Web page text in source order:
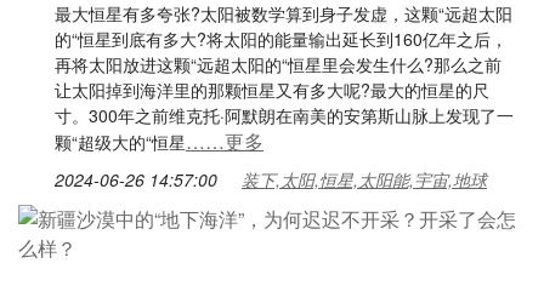
最大恒星有多夸张?太阳被数学算到身子发虚，这颗“远超太阳
的“恒星到底有多大?将太阳的能量输出延长到160亿年之后，
再将太阳放进这颗“远超太阳的“恒星里会发生什么?那么之前
让太阳掉到海洋里的那颗恒星又有多大呢?最大的恒星的尺
寸。300年之前维克托·阿默朗在南美的安第斯山脉上发现了一
颗“超级大的“恒星……更多
2024-06-26 14:57:00 装下,太阳,恒星,太阳能,宇宙,地球